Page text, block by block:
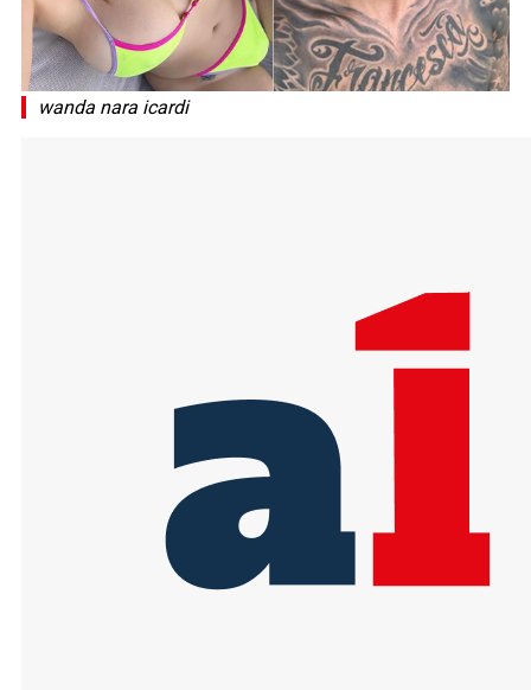
wanda nara icardi